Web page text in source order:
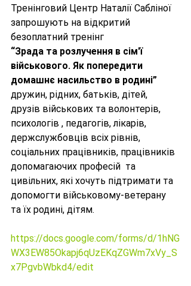
Тренінговий Центр Наталії Сабліної
запрошують на відкритий
безоплатний тренінг
“Зрада та розлучення в сім'ї
військового. Як попередити
домашнє насильство в родині”
дружин, рідних, батьків, дітей,
друзів військових та волонтерів,
психологів , педагогів, лікарів,
держслужбовців всіх рівнів,
соціальних працівників, працівників
допомагаючих професій  та
цивільних, які хочуть підтримати та
допомогти військовому-ветерану
та їх родині, дітям.
https://docs.google.com/forms/d/1hNG
WX3EW85Okapj6qUzEKqZGWm7xVy_S
x7PgvbWbkd4/edit